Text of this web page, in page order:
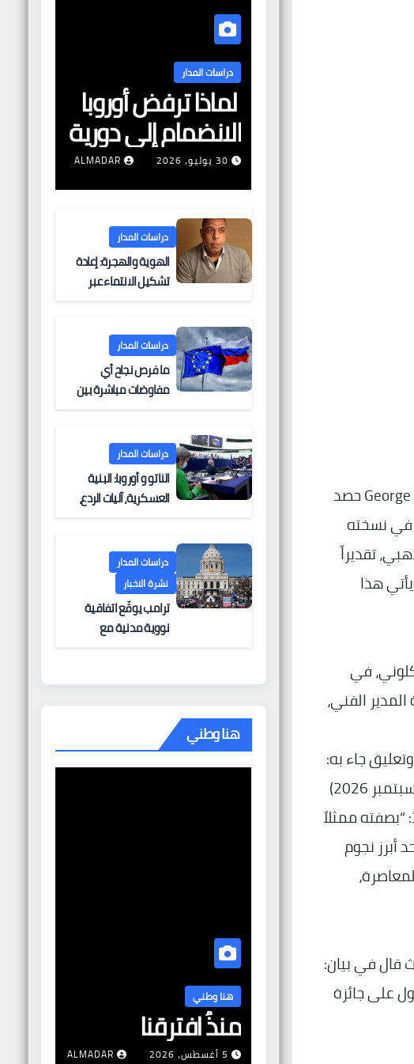
…_يواصل النجم والمنتج والمخرج العالمي جورج كلوني George Clooney حصد
ثمار مسيرته الفنية الحافلة، بعدما أعلن مهرجان فينيسيا السينمائي الدولي Venice Film Festival في نسخته
الذهبي، تقديراً
هذا
في
توصية المدير الفني،
جاء به:
“جائزة الأسد الذهبي لإنجاز العمر في مهرجان فينيسيا السينمائي الدولي الثالث والثمانين (2-12 سبتمبر 2026)
“بصفته ممثلاً
أبرز نجوم
قال في بيان:
على جائزة
دراسات المدار
لماذا ترفض أوروبا
الانضمام إلى دورية
مشتركة لتأمين
الملاحة البحرية؟
30 يوليو، 2026 ALMADAR
دراسات المدار
الهوية والهجرة: إعادة
تشكيل الانتماء عبر
دراسات المدار
ما فرص نجاح أي
مفاوضات مباشرة بين
دراسات المدار
الناتو و أوروبا: البنية
العسكرية، آليات الردع،
دراسات المدار
نشرة الاخبار
ترامب يوقّع اتفاقية
نووية مدنية مع
دبلوماسي كبير” —
وباكستان تطلب 10
وساطتها في إيران
هنا وطني
هنا وطني
منذُ افترقنا
5 أغسطس، 2026 ALMADAR